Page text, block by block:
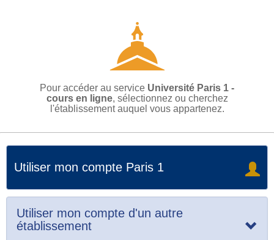
Pour accéder au service Université Paris 1 -
cours en ligne, sélectionnez ou cherchez
l'établissement auquel vous appartenez.
Utiliser mon compte Paris 1
Utiliser mon compte d'un autre
établissement